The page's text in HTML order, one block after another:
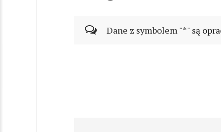
Dane z symbolem "*" są